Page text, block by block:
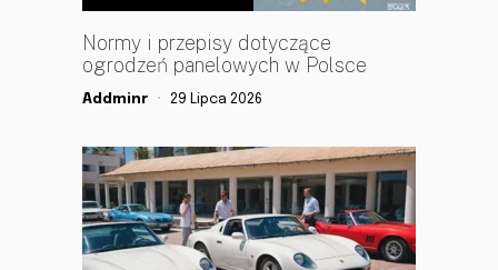
Normy i przepisy dotyczące
ogrodzeń panelowych w Polsce
Addminr 29 Lipca 2026